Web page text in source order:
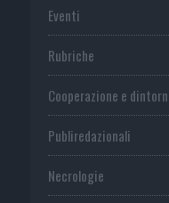
Eventi
Rubriche
Cooperazione e
Publiredazionali
Necrologie